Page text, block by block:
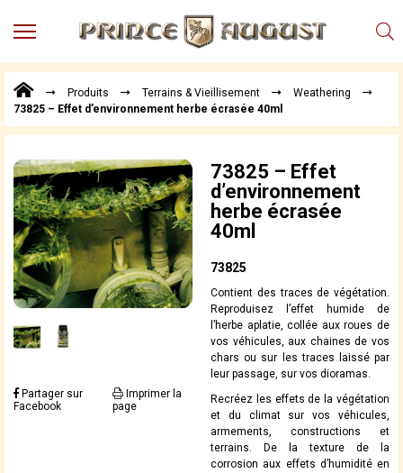
MENU
Points
de
Vente
Actualités
Téléchargements
Techniques,
trucs et
astuces
Vidéos
Produits Terrains & Vieillisement
Weathering
73825 – Effet d’environnement herbe écrasée 40ml
Partager sur
Facebook
Imprimer la
page
73825 – Effet
d’environnement
herbe écrasée
40ml
73825
Contient des traces de végétation.
Reproduisez l’effet humide de
l’herbe aplatie, collée aux roues de
vos véhicules, aux chaines de vos
chars ou sur les traces laissé par
leur passage, sur vos dioramas.
Recréez les effets de la végétation
et du climat sur vos véhicules,
armements, constructions et
terrains. De la texture de la
corrosion aux effets d’humidité en